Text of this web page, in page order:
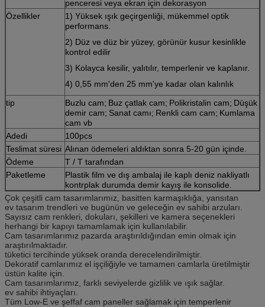
penceresi veya ekran için dekorasyon
Özellikler
1) Yüksek ışık geçirgenliği, mükemmel optik
performans.
2) Düz ve düz bir yüzey, görünür kusur kesinlikle
kontrol edilir
3) Kolayca kesilir, yalıtılır, temperlenir ve kaplanır.
4) 0,55 mm'den 25 mm'ye kadar olan kalınlık
tip
Buzlu cam; Buz çatlak cam; Polikristalin cam; Düşük
demir cam; Sanat camı; Renkli cam cam; Kumlama
cam vb
Adedi
100pcs
Teslimat süresi Alınan ödemeleri aldıktan sonra 5-20 gün içinde.
Ödeme
T / T tarafından
Paketleme
Plastik film ve dış ambalaj ile kaplı deniz nakliyatlı
kontrplak durumda demir kayış ile konsolide.
Çok çeşitli cam tasarımlarımız, basitten karmaşıklığa, yansıtan
ev tasarım trendleri ve bugünün ve geleceğin ev sahibi arzuları.
Sayısız cam renkleri, dokuları, şekilleri ve kamera seçenekleri
herhangi bir kapıyı tamamlamak için kullanılabilir.
Cam tasarımlarımız pazarda araştırıldığından emin olmak için
araştırılmaktadır.
tüketici tercihinde yüksek oranda derecelendirilmiştir.
Dekoratif camlarımız el işçiliğiyle ve tamamen camlarla üretilmiştir
üstün kalite için.
Cam tasarımlarımız, farklı seviyelerde gizlilik ve ışık sağlar.
ev sahibi ihtiyaçları.
Tüm Low-E ve şeffaf cam paneller sağlamak için temperlenir